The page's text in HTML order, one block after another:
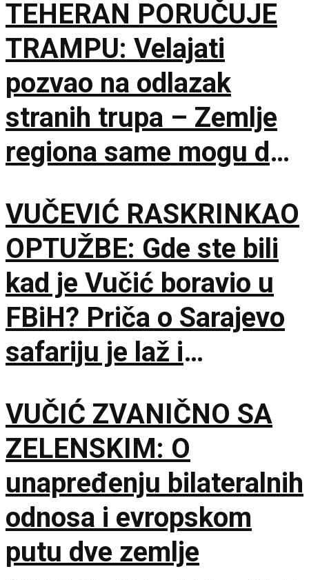
TEHERAN PORUČUJE
TRAMPU: Velajati
pozvao na odlazak
stranih trupa – Zemlje
regiona same mogu da
VUČEVIĆ RASKRINKAO
OPTUŽBE: Gde ste bili
kad je Vučić boravio u
FBiH? Priča o Sarajevo
safariju je laž i
VUČIĆ ZVANIČNO SA
ZELENSKIM: O
unapređenju bilateralnih
odnosa i evropskom
putu dve zemlje